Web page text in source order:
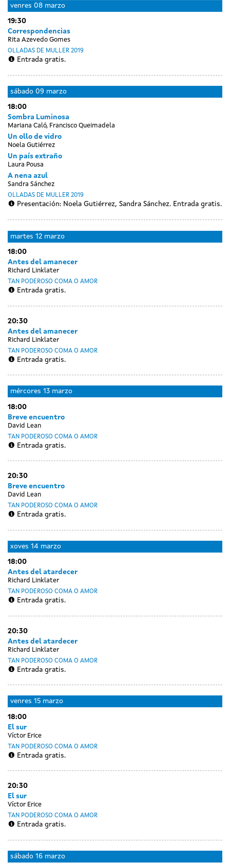
venres 08 marzo
19:30
Correspondencias
Rita Azevedo Gomes
OLLADAS DE MULLER 2019
Entrada gratis.
sábado 09 marzo
18:00
Sombra Luminosa
Mariana Caló, Francisco Queimadela
Un ollo de vidro
Noela Gutiérrez
Un país extraño
Laura Pousa
A nena azul
Sandra Sánchez
OLLADAS DE MULLER 2019
Presentación: Noela Gutiérrez, Sandra Sánchez. Entrada gratis.
luns
11
marzo
Day
without
sessions
martes 12 marzo
18:00
Antes del amanecer
Richard Linklater
TAN PODEROSO COMA O AMOR
Entrada gratis.
20:30
Antes del amanecer
Richard Linklater
TAN PODEROSO COMA O AMOR
Entrada gratis.
mércores 13 marzo
18:00
Breve encuentro
David Lean
TAN PODEROSO COMA O AMOR
Entrada gratis.
20:30
Breve encuentro
David Lean
TAN PODEROSO COMA O AMOR
Entrada gratis.
xoves 14 marzo
18:00
Antes del atardecer
Richard Linklater
TAN PODEROSO COMA O AMOR
Entrada gratis.
20:30
Antes del atardecer
Richard Linklater
TAN PODEROSO COMA O AMOR
Entrada gratis.
venres 15 marzo
18:00
El sur
Víctor Erice
TAN PODEROSO COMA O AMOR
Entrada gratis.
20:30
El sur
Víctor Erice
TAN PODEROSO COMA O AMOR
Entrada gratis.
sábado 16 marzo